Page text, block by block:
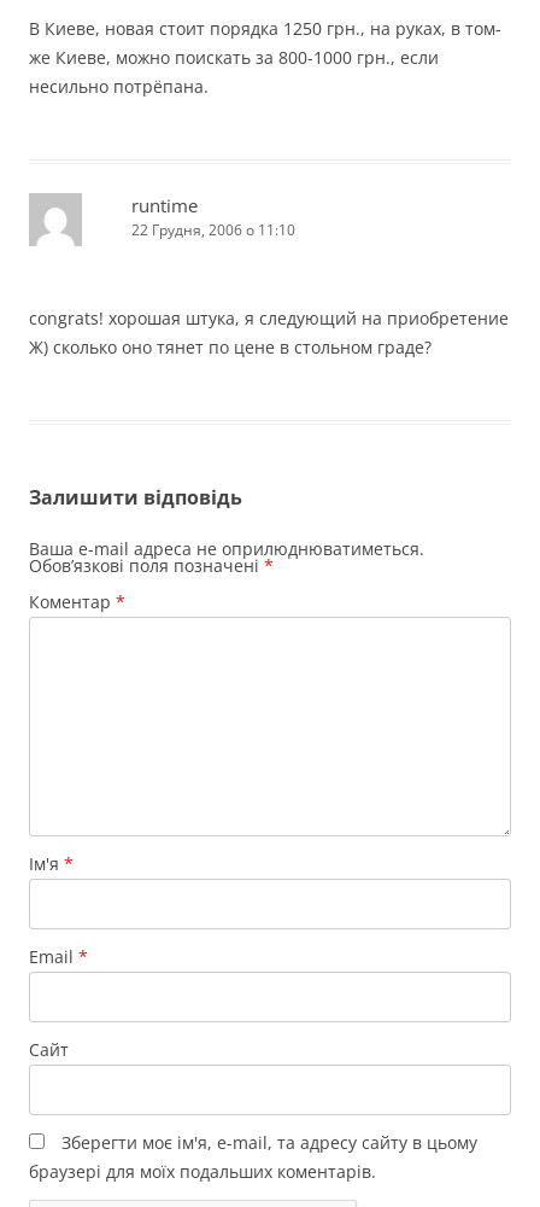
В Киеве, новая стоит порядка 1250 грн., на руках, в том-
же Киеве, можно поискать за 800-1000 грн., если
несильно потрёпана.
runtime
22 Грудня, 2006 о 11:10
congrats! хорошая штука, я следующий на приобретение
Ж) сколько оно тянет по цене в стольном граде?
Залишити відповідь
Ваша e-mail адреса не оприлюднюватиметься.
Обов’язкові поля позначені *
Коментар *
Ім'я *
Email *
Сайт
Зберегти моє ім'я, e-mail, та адресу сайту в цьому
браузері для моїх подальших коментарів.